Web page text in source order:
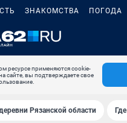
ЗНАКОМСТВА ПОГОДА
ресурсе применяются cookie-
сайте, вы подтверждаете свое
Рязанской области